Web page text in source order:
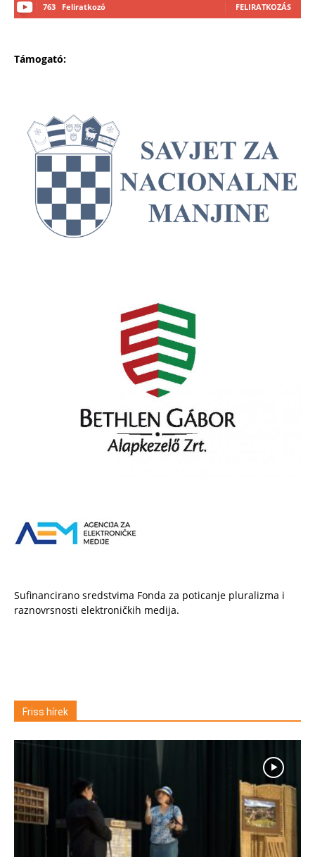
763 Feliratkozó FELIRATKOZÁS
Támogató:
Sufinancirano sredstvima Fonda za poticanje pluralizma i
raznovrsnosti elektroničkih medija.
Friss hírek